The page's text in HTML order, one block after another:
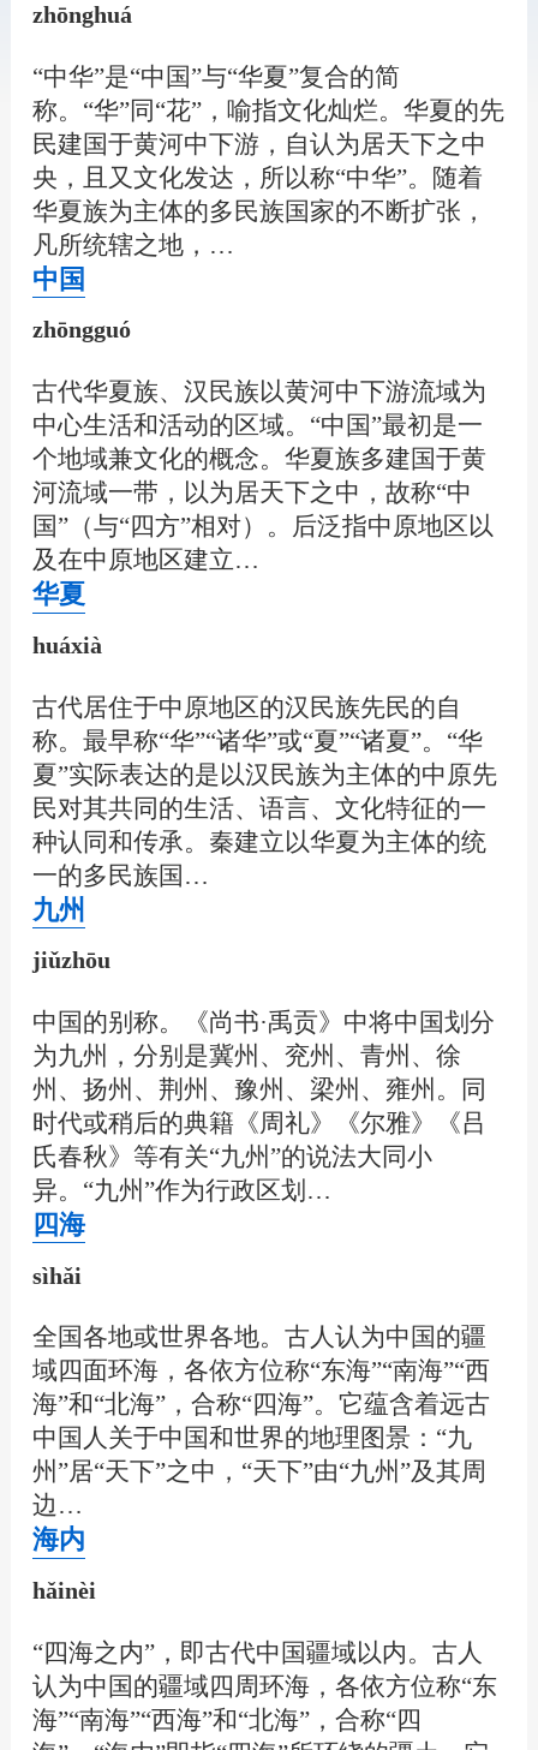
zhōnghuá
“中华”是“中国”与“华夏”复合的简
称。“华”同“花”，喻指文化灿烂。华夏的先
民建国于黄河中下游，自认为居天下之中
央，且又文化发达，所以称“中华”。随着
华夏族为主体的多民族国家的不断扩张，
凡所统辖之地，…
中国
zhōngguó
古代华夏族、汉民族以黄河中下游流域为
中心生活和活动的区域。“中国”最初是一
个地域兼文化的概念。华夏族多建国于黄
河流域一带，以为居天下之中，故称“中
国”（与“四方”相对）。后泛指中原地区以
及在中原地区建立…
华夏
huáxià
古代居住于中原地区的汉民族先民的自
称。最早称“华”“诸华”或“夏”“诸夏”。“华
夏”实际表达的是以汉民族为主体的中原先
民对其共同的生活、语言、文化特征的一
种认同和传承。秦建立以华夏为主体的统
一的多民族国…
九州
jiǔzhōu
中国的别称。《尚书·禹贡》中将中国划分
为九州，分别是冀州、兖州、青州、徐
州、扬州、荆州、豫州、梁州、雍州。同
时代或稍后的典籍《周礼》《尔雅》《吕
氏春秋》等有关“九州”的说法大同小
异。“九州”作为行政区划…
四海
sìhǎi
全国各地或世界各地。古人认为中国的疆
域四面环海，各依方位称“东海”“南海”“西
海”和“北海”，合称“四海”。它蕴含着远古
中国人关于中国和世界的地理图景：“九
州”居“天下”之中，“天下”由“九州”及其周
边…
海内
hǎinèi
“四海之内”，即古代中国疆域以内。古人
认为中国的疆域四周环海，各依方位称“东
海”“南海”“西海”和“北海”，合称“四